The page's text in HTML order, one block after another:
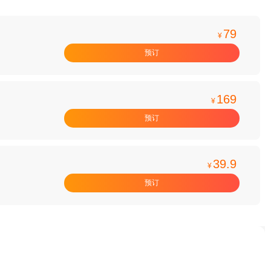
¥ 79
预订
¥ 169
预订
¥39.9
预订